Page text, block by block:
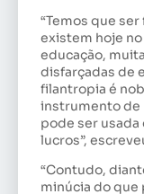
“Temos que
existem hoje
educação,
disfarçadas de
filantropia é
instrumento de
pode ser
lucros”,
“Contudo,
minúcia do que